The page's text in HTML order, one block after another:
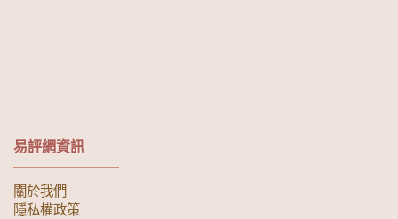
易評網資訊
關於我們
隱私權政策